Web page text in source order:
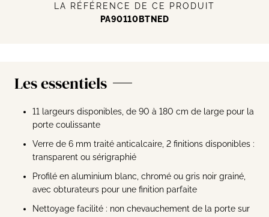
LA RÉFÉRENCE DE CE PRODUIT
PA90110BTNED
Les essentiels
11 largeurs disponibles, de 90 à 180 cm de large pour la
porte coulissante
Verre de 6 mm traité anticalcaire, 2 finitions disponibles :
transparent ou sérigraphié
Profilé en aluminium blanc, chromé ou gris noir grainé,
avec obturateurs pour une finition parfaite
Nettoyage facilité : non chevauchement de la porte sur